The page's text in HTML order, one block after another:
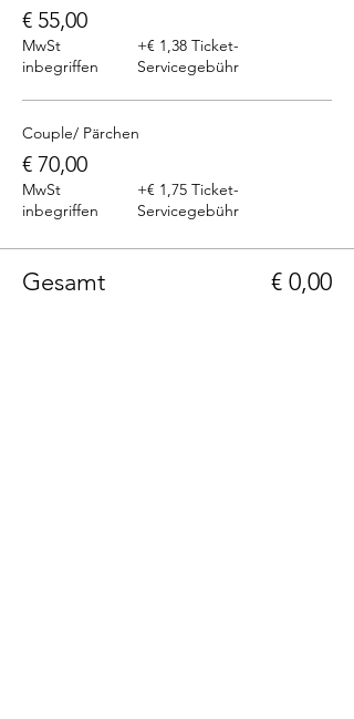
€ 55,00
MwSt
inbegriffen
+€ 1,38 Ticket-
Servicegebühr
Couple/ Pärchen
€ 70,00
MwSt
inbegriffen
+€ 1,75 Ticket-
Servicegebühr
Gesamt € 0,00